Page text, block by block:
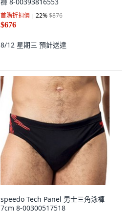
首購折扣價 22%$876
$676
8/12 星期三 預計送達
speedo Tech Panel 男士三角泳褲
7cm 8-00300517518